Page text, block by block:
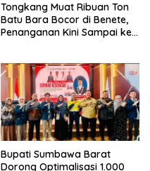
Tongkang Muat Ribuan Ton
Batu Bara Bocor di Benete,
Penanganan Kini Sampai ke
Bupati Sumbawa Barat
Dorong Optimalisasi 1.000